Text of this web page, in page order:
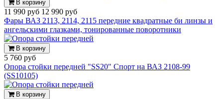
В корзину
11 990 руб 12 990 руб
Фары ВАЗ 2113, 2114, 2115 передние квадратные би линзы и
ангельскими глазками, тонированные поворотники
В корзину
5 760 руб
Опора стойки передней "SS20" Спорт на ВАЗ 2108-99
(SS10105)
В корзину